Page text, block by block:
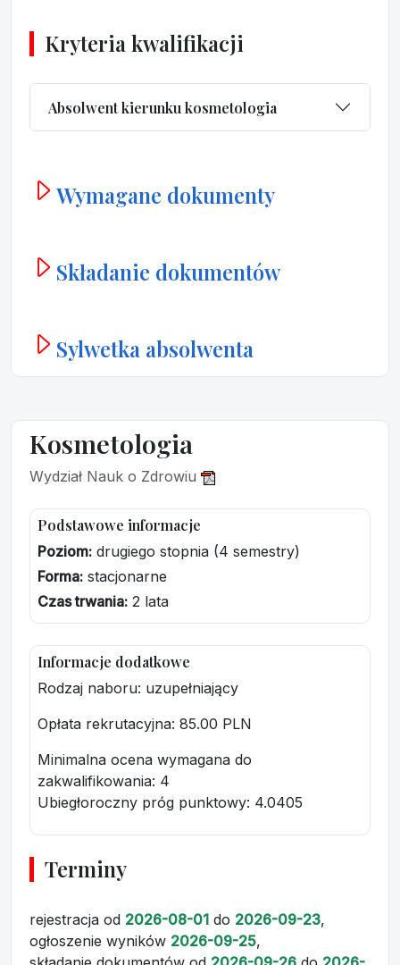
Kryteria kwalifikacji
Absolwent kierunku kosmetologia
Wymagane dokumenty
Składanie dokumentów
Sylwetka absolwenta
Kosmetologia
Wydział Nauk o Zdrowiu
Podstawowe informacje
Poziom: drugiego stopnia (4 semestry)
Forma: stacjonarne
Czas trwania: 2 lata
Informacje dodatkowe
Rodzaj naboru: uzupełniający
Opłata rekrutacyjna: 85.00 PLN
Minimalna ocena wymagana do
zakwalifikowania: 4
Ubiegłoroczny próg punktowy: 4.0405
Terminy
rejestracja od 2026-08-01 do 2026-09-23,
ogłoszenie wyników 2026-09-25,